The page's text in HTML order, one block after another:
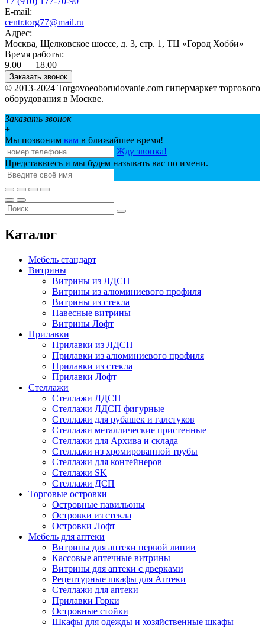
E-mail:
centr.torg77@mail.ru
Адрес:
Москва, Щелковское шоссе, д. 3, стр. 1, ТЦ «Город Хобби»
Время работы:
9.00 — 18.00
Заказать звонок
© 2013-2024 Torgovoeoborudovanie.com гипермаркет торгового
оборудования в Москве.
Заказать звонок
+
Мы позвоним вам в ближайшее время!
Жду звонка!
Представьтесь и мы будем называть вас по имени.
Каталог
Мебель стандарт
Витрины
Витрины из ЛДСП
Витрины из алюминиевого профиля
Витрины из стекла
Навесные витрины
Витрины Лофт
Прилавки
Прилавки из ЛДСП
Прилавки из алюминиевого профиля
Прилавки из стекла
Прилавки Лофт
Стеллажи
Стеллажи ЛДСП
Стеллажи ЛДСП фигурные
Стеллажи для рубашек и галстуков
Стеллажи металлические пристенные
Стеллажи для Архива и склада
Стеллажи из хромированной трубы
Стеллажи для контейнеров
Стеллажи SK
Стеллажи ДСП
Торговые островки
Островные павильоны
Островки из стекла
Островки Лофт
Мебель для аптеки
Витрины для аптеки первой линии
Кассовые аптечные витрины
Витрины для аптеки с дверками
Рецептурные шкафы для Аптеки
Стеллажи для аптеки
Прилавки Горки
Островные стойки
Шкафы для одежды и хозяйственные шкафы